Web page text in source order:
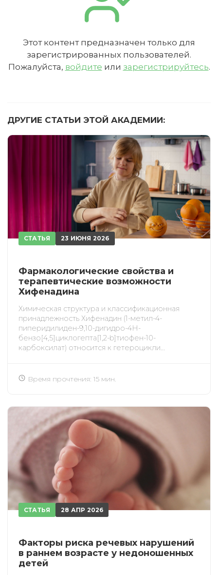
Этот контент предназначен только для
зарегистрированных пользователей.
Пожалуйста, войдите или зарегистрируйтесь.
ДРУГИЕ СТАТЬИ ЭТОЙ АКАДЕМИИ:
СТАТЬЯ 23 ИЮНЯ 2026
Фармакологические свойства и
терапевтические возможности
Хифенадина
Химическая структура и классификационная
принадлежность Хифенадин (1-метил-4-
пиперидилиден-9,10-дигидро-4H-
бензо[4,5]циклогепта[1,2-b]тиофен-10-
карбоксилат) относится к гетероцикли...
Время прочтения: 15 мин.
СТАТЬЯ 28 АПР 2026
Факторы риска речевых нарушений
в раннем возрасте у недоношенных
детей
ЗАРЕГИСТРИРОВАТЬСЯ ВОЙТИ
ПОЛУЧИТЬ
Подтвердите списание баллов
После подтверждения медкоины будут
списаны с Вашего счета.
ПОЛУЧИТЬ ОТМЕНА